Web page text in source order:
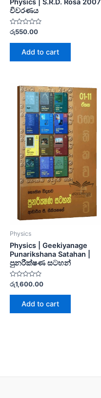
Physics | S.R.D. Rosa 2007
විවරණය
Rated
out
රු550.00
Add to cart
Physics
Physics | Geekiyanage
Punarikshana Satahan |
පුනරීක්ෂණ සටහන්
Rated
0
out
රු1,600.00
Add to cart